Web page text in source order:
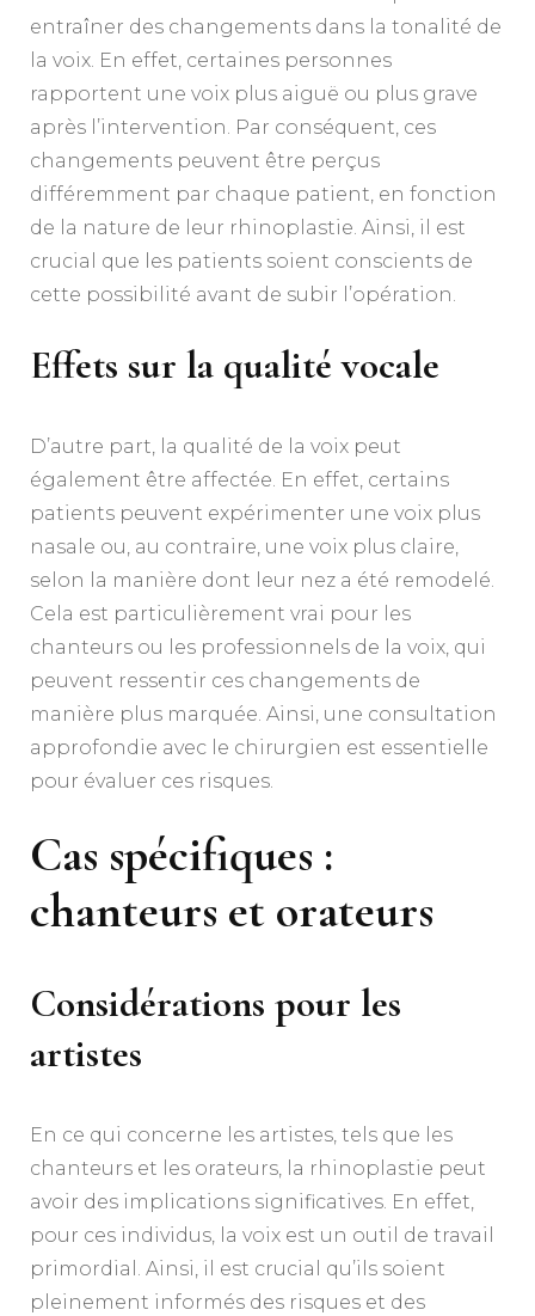
entraîner des changements dans la tonalité de
la voix. En effet, certaines personnes
rapportent une voix plus aiguë ou plus grave
après l’intervention. Par conséquent, ces
changements peuvent être perçus
différemment par chaque patient, en fonction
de la nature de leur rhinoplastie. Ainsi, il est
crucial que les patients soient conscients de
cette possibilité avant de subir l’opération.
Effets sur la qualité vocale
D’autre part, la qualité de la voix peut
également être affectée. En effet, certains
patients peuvent expérimenter une voix plus
nasale ou, au contraire, une voix plus claire,
selon la manière dont leur nez a été remodelé.
Cela est particulièrement vrai pour les
chanteurs ou les professionnels de la voix, qui
peuvent ressentir ces changements de
manière plus marquée. Ainsi, une consultation
approfondie avec le chirurgien est essentielle
pour évaluer ces risques.
Cas spécifiques :
chanteurs et orateurs
Considérations pour les
artistes
En ce qui concerne les artistes, tels que les
chanteurs et les orateurs, la rhinoplastie peut
avoir des implications significatives. En effet,
pour ces individus, la voix est un outil de travail
primordial. Ainsi, il est crucial qu’ils soient
pleinement informés des risques et des